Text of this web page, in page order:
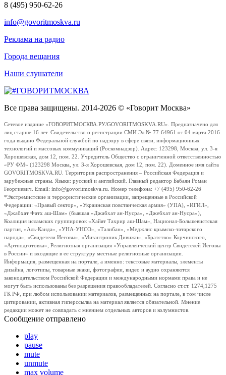
8 (495) 950-62-26
info@govoritmoskva.ru
Реклама на радио
Города вещания
Наши слушатели
Все права защищены. 2014-2026 © «Говорит Москва»
Сетевое издание «ГОВОРИТМОСКВА.РУ/GOVORITMOSKVA.RU». Предназначено для
лиц старше 16 лет. Свидетельство о регистрации СМИ Эл № 77-64961 от 04 марта 2016
года выдано Федеральной службой по надзору в сфере связи, информационных
технологий и массовых коммуникаций (Роскомнадзор). Адрес: 123298, Москва, ул. 3-я
Хорошевская, дом 12, пом. 22. Учредитель Общество с ограниченной ответственностью
«РУ ФМ» (123298 Москва, ул. 3-я Хорошевская, дом 12, пом. 22). Доменное имя сайта
GOVORITMOSKVA.RU. Территория распространения – Российская Федерация и
зарубежные страны. Языки: русский и английский. Главный редактор Бабаян Роман
Георгиевич. Email: info@govoritmoskva.ru. Номер телефона: +7 (495) 950-62-26
*Экстремистские и террористические организации, запрещенные в Российской
Федерации: «Правый сектор», «Украинская повстанческая армия» (УПА), «ИГИЛ»,
«Джабхат Фатх аш-Шам» (бывшая «Джабхат ан-Нусра», «Джебхат ан-Нусра»),
Коалиция исламских группировок «Хайят Тахрир аш-Шам», Национал-Большевистская
партия, «Аль-Каида», «УНА-УНСО», «Талибан», «Меджлис крымско-татарского
народа», «Свидетели Иеговы», «Мизантропик Дивижн», «Братство» Корчинского,
«Артподготовка», Религиозная организация «Управленческий центр Свидетелей Иеговы
в России» и входящие в ее структуру местные религиозные организации.
Информация, размещенная на портале, а именно: текстовые материалы, элементы
дизайна, логотипы, товарные знаки, фотографии, видео и аудио охраняются
законодательством Российской Федерации и международными нормами права и не
могут быть использованы без разрешения правообладателей. Согласно ст.ст. 1274,1275
ГК РФ, при любом использовании материалов, размещенных на портале, в том числе
цитировании, активная гиперссылка на материал является обязательной. Мнение
редакции может не совпадать с мнением отдельных авторов и колумнистов.
Сообщение отправлено
play
pause
mute
unmute
max volume